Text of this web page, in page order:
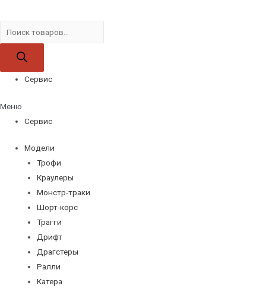
товаров
Сервис
Меню
Сервис
Модели
Трофи
Краулеры
Монстр-траки
Шорт-корс
Трагги
Дрифт
Драгстеры
Ралли
Катера